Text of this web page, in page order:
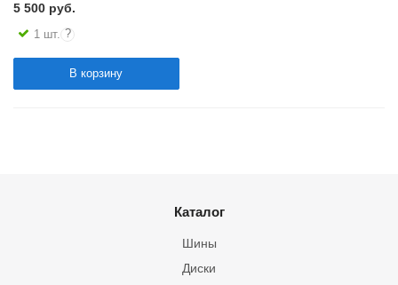
5 500 руб.
1 шт. ?
В корзину
Каталог
Шины
Диски